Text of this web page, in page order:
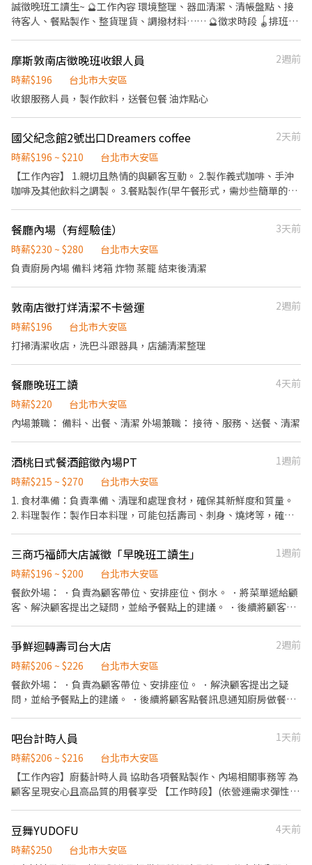
誠徵晚班工讀生~ 🔮工作內容 環境整理、器皿清潔、清帳盤點、接
待客人、餐點製作、整貨理貨、調撥材料…… 🔮徵求時段 🪀排班時
學習的東西比較多，所以沒有收短時打工喔，至少能做半年以上為
主！ 🔮薪資津貼 🪀起薪$196/時，通過檢定可調薪$5/次 🪀國定假日
雙倍薪 🪀加班費遵照勞基法規定*1.33、*1.66 🪀早夜津貼：23:00
保/勞退/團保 🪀第一套員工制服由公司提供 🪀摩斯專屬福利：員工
餐飲補助/免費員工餐券/免費會員卡/關係企業優惠 🪀每年度免費員
工體檢 有興趣~歡迎撥打(02)2701-3321 找店長
摩斯敦南店徵晚班收銀人員
2週前
時薪$196
台北市大安區
收銀服務人員，製作飲料，送餐包餐 油炸點心
國父紀念館2號出口Dreamers coffee
2天前
時薪$196 ~ $210
台北市大安區
【工作內容】 1.親切且熱情的與顧客互動。 2.製作義式咖啡、手沖
咖啡及其他飲料之調製。 3.餐點製作(早午餐形式，需炒些簡單的配
餐廳內場（有經驗佳）
3天前
時薪$230 ~ $280
台北市大安區
負責廚房內場 備料 烤箱 炸物 蒸籠 結束後清潔
敦南店徵打烊清潔不卡營運
2週前
時薪$196
台北市大安區
打掃清潔收店，洗巴斗跟器具，店舖清潔整理
餐廳晚班工讀
4天前
時薪$220
台北市大安區
內場兼職： 備料、出餐、清潔 外場兼職： 接待、服務、送餐、清潔
酒桃日式餐酒館徵內場PT
1週前
時薪$215 ~ $270
台北市大安區
1. 食材準備：負責準備、清理和處理食材，確保其新鮮度和質量。
2. 料理製作：製作日本料理，可能包括壽司、刺身、燒烤等，確保
準，確保廚房和工作區域的清潔和安全。 5. 團隊協作：與廚房團隊
緊密合作，確保順暢的工作流程。 6. 訂貨管理：負責食材和物料的
訂購，保持庫存水平。 7. 客戶服務支援：在需要時，提供支援並確
保客戶滿意。 8. 壓力應對：在高峰時段有效地應對工作壓力，確保
三商巧福師大店誠徵「早晚班工讀生」
1週前
時薪$196 ~ $200
台北市大安區
餐飲外場： ．負責為顧客帶位、安排座位、倒水。 ．將菜單遞給顧
客、解決顧客提出之疑問，並給予餐點上的建議。 ．後續將顧客點
責結帳、收銀等工作。 餐飲內場： ．擔任廚師的助手，處理烹飪前
與烹飪中之準備工作與其他餐廳相關事務。 ．負責洗、剝、削、切
各種食材。 ．負責清理工作環境、設備和餐具。 ．準備不同餐點所
需要的食材。 ．協助測量食材的容量與重量。 ．負責擺盤、打包外
爭鮮迴轉壽司台大店
2週前
時薪$206 ~ $226
台北市大安區
餐飲外場： ．負責為顧客帶位、安排座位。 ．解決顧客提出之疑
問，並給予餐點上的建議。 ．後續將顧客點餐訊息通知廚房做餐，
作。 餐飲內場： ．擔任廚師的助手，處理烹飪前與烹飪中之準備工
作與其他餐廳相關事務。 ．負責洗、剝、削、切各種食材。 ．負責
清理工作環境、設備和餐具。 ．準備不同餐點所需要的食材。 ．協
助測量食材的容量與重量。 ．負責擺盤、打包外帶服務。
吧台計時人員
1天前
時薪$206 ~ $216
台北市大安區
【工作內容】廚藝計時人員 協助各項餐點製作、內場相關事務等 為
顧客呈現安心且高品質的用餐享受 【工作時段】(依營運需求彈性排
遊、免費供餐、三節禮券 4.培訓最專業：系統化培訓課程、線上學
習平台
豆舞YUDOFU
4天前
時薪$250
台北市大安區